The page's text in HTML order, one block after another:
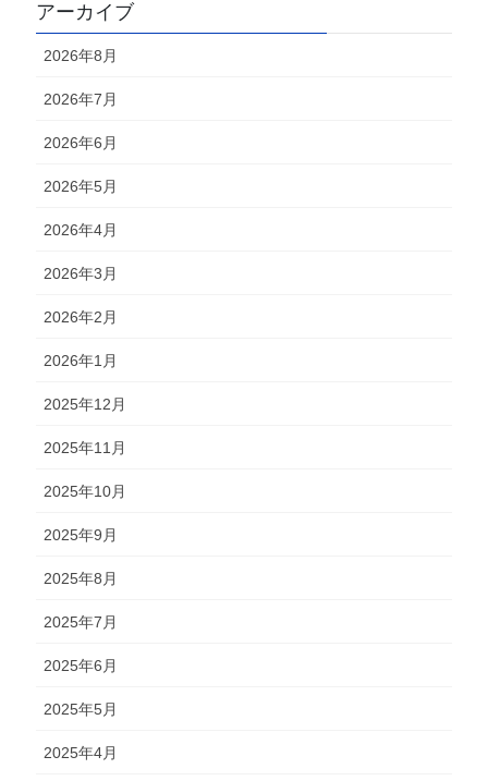
アーカイブ
2026年8月
2026年7月
2026年6月
2026年5月
2026年4月
2026年3月
2026年2月
2026年1月
2025年12月
2025年11月
2025年10月
2025年9月
2025年8月
2025年7月
2025年6月
2025年5月
2025年4月